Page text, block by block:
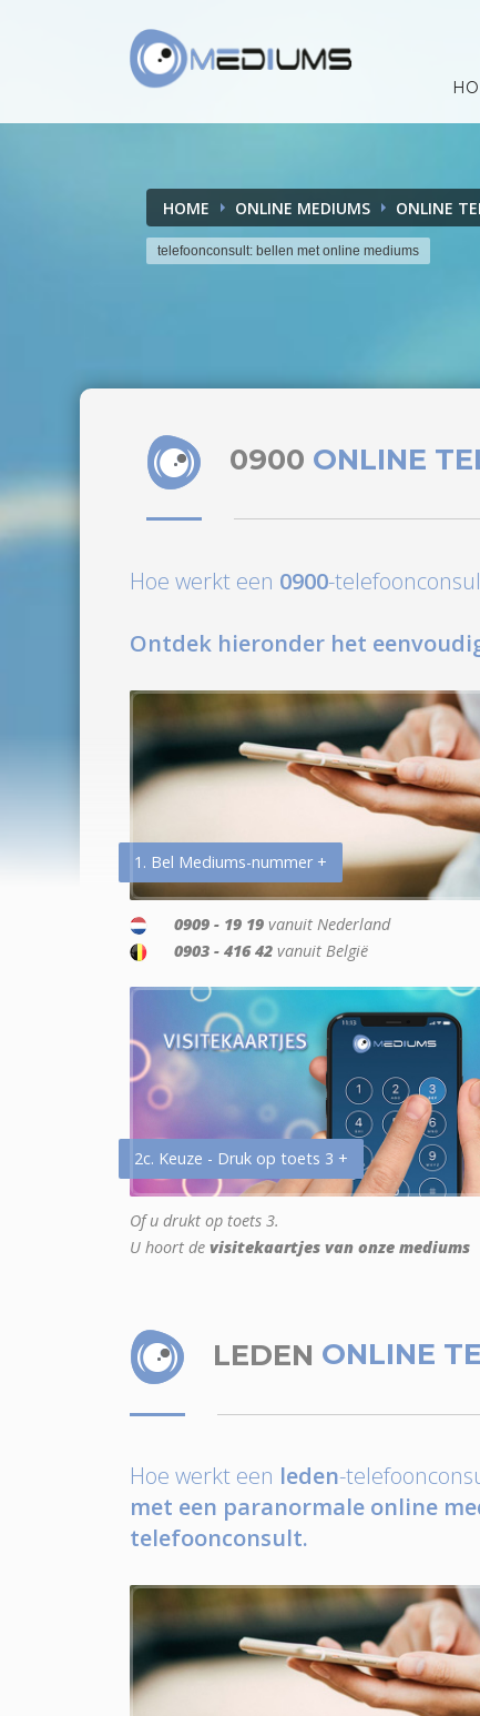
HOME ONLINE MEDIUMS ONLINE
telefoonconsult: bellen met online mediums
0900 ONLINE
Hoe werkt een 0900-
Ontdek hieronder het
1. Bel Mediums-nummer +
0909 - 19 19 vanuit Nederland
0903 - 416 42 vanuit België
2c. Keuze - Druk op toets 3 +
Of u drukt op toets 3.
U hoort de visitekaartjes van onze mediums
LEDEN ONLINE
Hoe werkt een leden-
met een paranormale online
telefoonconsult.